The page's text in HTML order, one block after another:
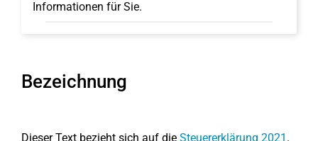
Informationen für Sie.
Bezeichnung
Dieser Text bezieht sich auf die Steuererklärung 2021 .